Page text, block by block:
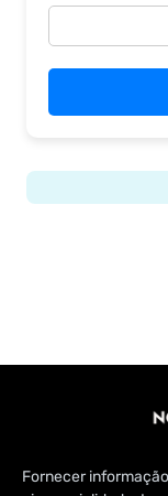
Fornecer